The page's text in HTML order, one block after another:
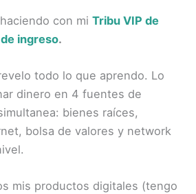
con mi Tribu VIP de
ingreso.
todo lo que aprendo. Lo
dinero en 4 fuentes de
bienes raíces,
bolsa de valores y network
mis productos digitales (tengo